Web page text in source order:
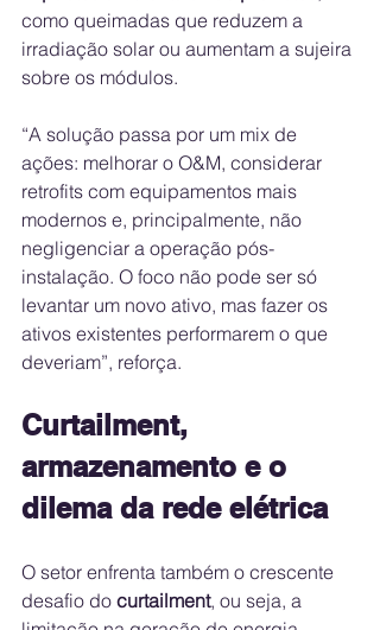
como queimadas que reduzem a
irradiação solar ou aumentam a sujeira
sobre os módulos.
“A solução passa por um mix de
ações: melhorar o O&M, considerar
retrofits com equipamentos mais
modernos e, principalmente, não
negligenciar a operação pós-
instalação. O foco não pode ser só
levantar um novo ativo, mas fazer os
ativos existentes performarem o que
deveriam”, reforça.
Curtailment,
armazenamento e o
dilema da rede elétrica
O setor enfrenta também o crescente
desafio do curtailment, ou seja, a